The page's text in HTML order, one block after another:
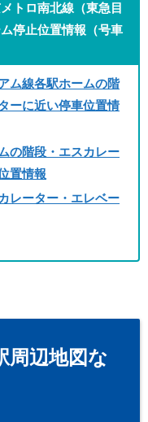
トロ南北線（東急目
停止位置情報（号車
ム線各駅ホームの階
ーに近い停車位置情
の階段・エスカレー
置情報
レーター・エレベー
周辺地図な